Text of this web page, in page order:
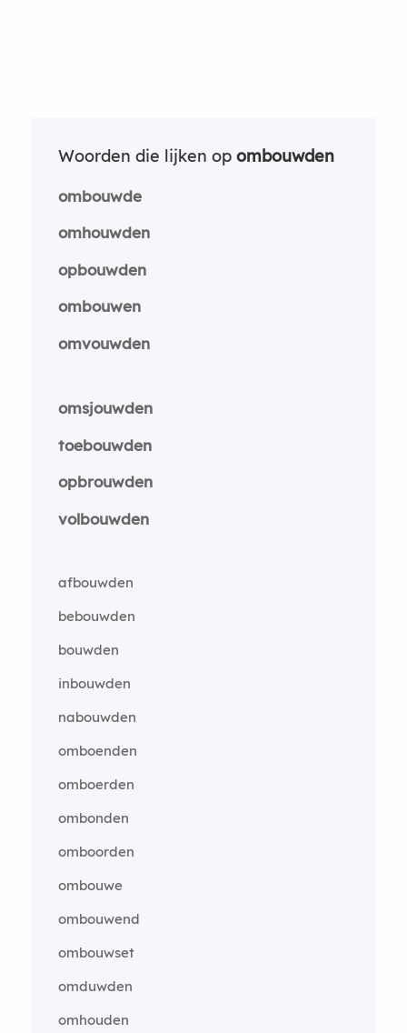
Woorden die lijken op ombouwden
ombouwde
omhouwden
opbouwden
ombouwen
omvouwden
omsjouwden
toebouwden
opbrouwden
volbouwden
afbouwden
bebouwden
bouwden
inbouwden
nabouwden
omboenden
omboerden
ombonden
omboorden
ombouwe
ombouwend
ombouwset
omduwden
omhouden